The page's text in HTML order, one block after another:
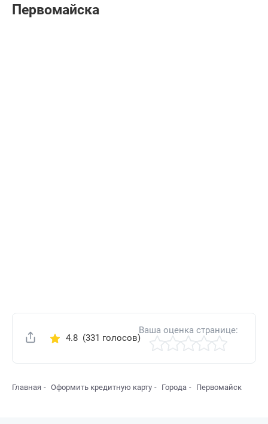
Первомайска
Поделиться
4.8(331 голосов)
Ваша оценка странице:
Главная Оформить кредитную карту Города Первомайск